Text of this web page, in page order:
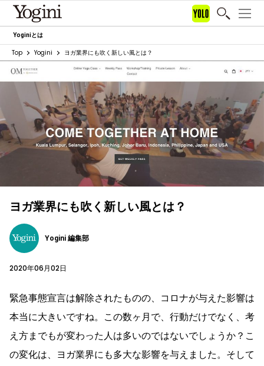
Yoginiとは
Top Yogini ヨガ業界にも吹く新しい風とは？
ヨガ業界にも吹く新しい風とは？
Yogini 編集部
2020年06月02日
緊急事態宣言は解除されたものの、コロナが与えた影響は
本当に大きいですね。この数ヶ月で、行動だけでなく、考
え方までもが変わった人は多いのではないでしょうか？こ
の変化は、ヨガ業界にも多大な影響を与えました。そして